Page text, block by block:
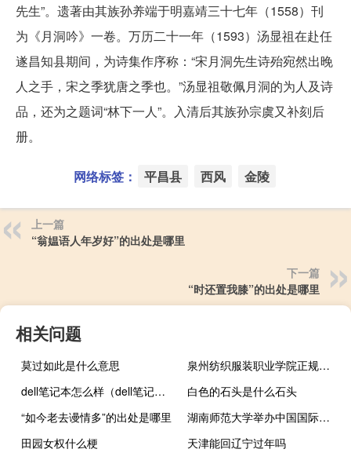
先生”。遗著由其族孙养端于明嘉靖三十七年（1558）刊
为《月洞吟》一卷。万历二十一年（1593）汤显祖在赴任
遂昌知县期间，为诗集作序称：“宋月洞先生诗殆宛然出晚
人之手，宋之季犹唐之季也。”汤显祖敬佩月洞的为人及诗
品，还为之题词“林下一人”。入清后其族孙宗虞又补刻后
册。
网络标签： 平昌县 西风 金陵
上一篇
“翁媪语人年岁好”的出处是哪里
下一篇
“时还置我膝”的出处是哪里
相关问题
莫过如此是什么意思
泉州纺织服装职业学院正规吗 泉州纺织服装职业学院
dell笔记本怎么样（dell笔记本怎么样）
白色的石头是什么石头
“如今老去谩情多”的出处是哪里
湖南师范大学举办中国国际法学会学术年会开幕式
田园女权什么梗
天津能回辽宁过年吗